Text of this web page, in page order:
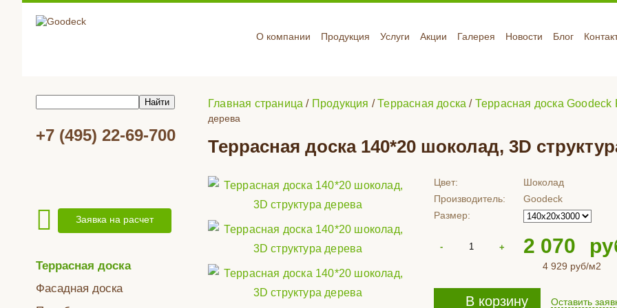
О компании Продукция Услуги Акции Галерея Новости Блог
+7 (495) 22-69-700
Заявка на расчет
Террасная доска
Фасадная доска
Главная страница / Продукция /Террасная доска / Террасная доска Goodeck
дерева
Террасная доска 140*20 шоколад, 3D
Цвет:
Шоколад
Производитель:
Goodeck
Размер:
2 070
4 929 руб/м2
В корзину Оставить